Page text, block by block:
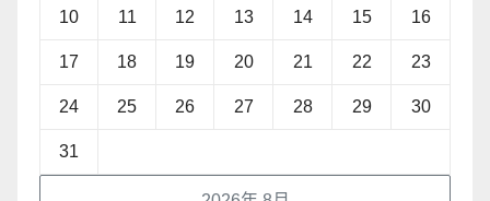
10 11 12 13 14 15 16
17 18 19 20 21 22 23
24 25 26 27 28 29 30
31